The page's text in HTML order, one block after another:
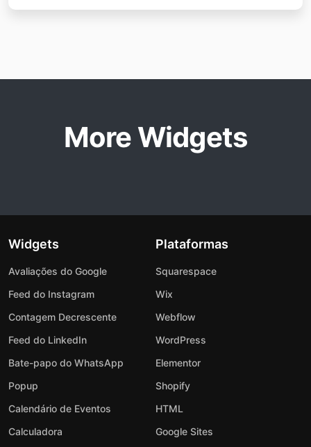
More Widgets
Widgets
Avaliações do Google
Feed do Instagram
Contagem Decrescente
Feed do LinkedIn
Bate-papo do WhatsApp
Popup
Calendário de Eventos
Calculadora
Plataformas
Squarespace
Wix
Webflow
WordPress
Elementor
Shopify
HTML
Google Sites